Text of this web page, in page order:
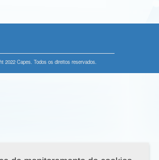
2022 Capes. Todos os direitos reservados.